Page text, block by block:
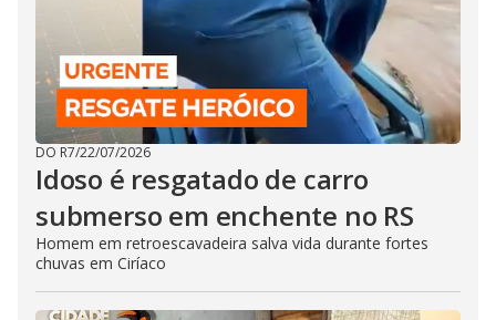
DO R7/22/07/2026
Idoso é resgatado de carro
submerso em enchente no RS
Homem em retroescavadeira salva vida durante fortes
chuvas em Ciríaco